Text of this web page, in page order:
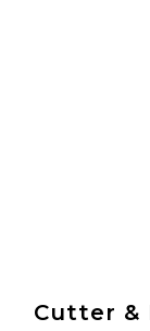
Cutter &